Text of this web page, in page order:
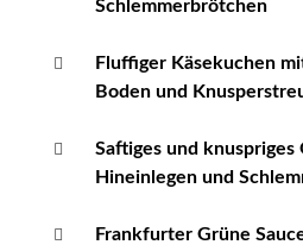
Schlemmerbrötchen
Fluffiger Käsekuchen
Boden und
Saftiges und
Hineinlegen und
Frankfurter Grüne